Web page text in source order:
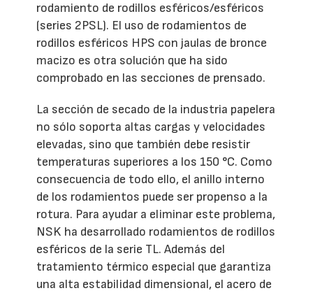
rodamiento de rodillos esféricos/esféricos
(series 2PSL). El uso de rodamientos de
rodillos esféricos HPS con jaulas de bronce
macizo es otra solución que ha sido
comprobado en las secciones de prensado.
La sección de secado de la industria papelera
no sólo soporta altas cargas y velocidades
elevadas, sino que también debe resistir
temperaturas superiores a los 150 °C. Como
consecuencia de todo ello, el anillo interno
de los rodamientos puede ser propenso a la
rotura. Para ayudar a eliminar este problema,
NSK ha desarrollado rodamientos de rodillos
esféricos de la serie TL. Además del
tratamiento térmico especial que garantiza
una alta estabilidad dimensional, el acero de